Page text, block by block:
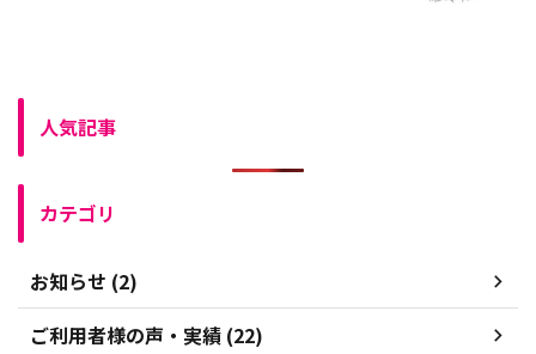
人気記事
カテゴリ
お知らせ (2)
ご利用者様の声・実績 (22)